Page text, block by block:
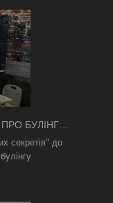
БУЛІНГ
секретів" до